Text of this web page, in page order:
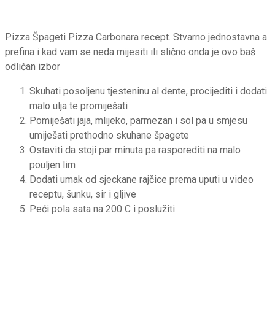
Pizza Špageti Pizza Carbonara recept. Stvarno jednostavna a
prefina i kad vam se neda mijesiti ili slično onda je ovo baš
odličan izbor
Skuhati posoljenu tjesteninu al dente, procijediti i dodati
malo ulja te promiješati
Pomiješati jaja, mlijeko, parmezan i sol pa u smjesu
umiješati prethodno skuhane špagete
Ostaviti da stoji par minuta pa rasporediti na malo
pouljen lim
Dodati umak od sjeckane rajčice prema uputi u video
receptu, šunku, sir i gljive
Peći pola sata na 200 C i poslužiti